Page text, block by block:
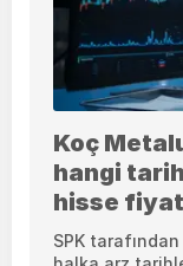
Koç
hangi
hisse
SPK